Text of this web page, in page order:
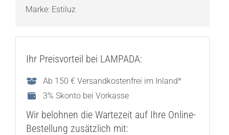
Marke: Estiluz
Ihr Preisvorteil bei LAMPADA:
Ab 150 € Versandkostenfrei im Inland*
3% Skonto bei Vorkasse
Wir belohnen die Wartezeit auf Ihre Online-
Bestellung zusätzlich mit: